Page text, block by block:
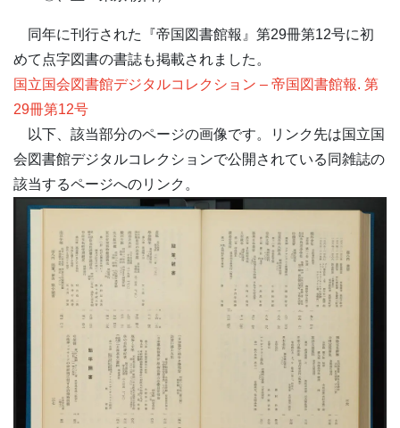
同年に刊行された『帝国図書館報』第29冊第12号に初
めて点字図書の書誌も掲載されました。
国立国会図書館デジタルコレクション – 帝国図書館報. 第
29冊第12号
以下、該当部分のページの画像です。リンク先は国立国
会図書館デジタルコレクションで公開されている同雑誌の
該当するページへのリンク。